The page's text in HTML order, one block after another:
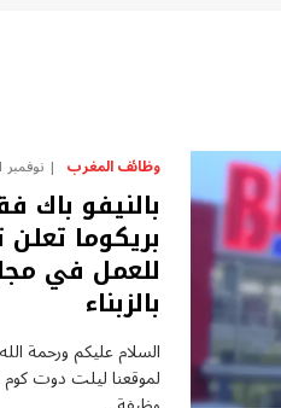
وظائف المغرب نوفمبر 11, 2024
بالنيفو
بريكوما
للعمل في
بالزبناء
السلام عليكم ورحمة
لموقعنا ليلت دوت كوم